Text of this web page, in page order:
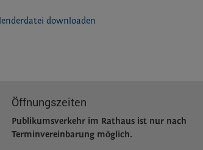
downloaden
Öffnungszeiten
Publikumsverkehr im Rathaus ist nur nach
Terminvereinbarung möglich.